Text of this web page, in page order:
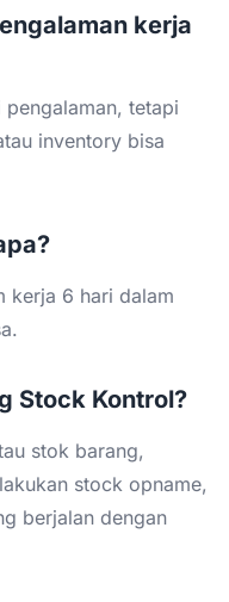
kerja
tetapi
inventory bisa
kerja 6 hari dalam
Stock Kontrol?
stok barang,
stock opname,
berjalan dengan